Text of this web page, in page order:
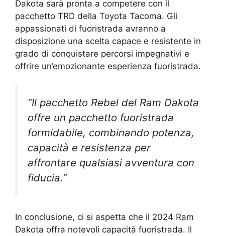
Dakota sarà pronta a competere con il
pacchetto TRD della Toyota Tacoma. Gli
appassionati di fuoristrada avranno a
disposizione una scelta capace e resistente in
grado di conquistare percorsi impegnativi e
offrire un’emozionante esperienza fuoristrada.
“Il pacchetto Rebel del Ram Dakota
offre un pacchetto fuoristrada
formidabile, combinando potenza,
capacità e resistenza per
affrontare qualsiasi avventura con
fiducia.”
In conclusione, ci si aspetta che il 2024 Ram
Dakota offra notevoli capacità fuoristrada. Il